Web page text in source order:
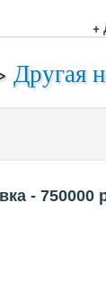
+
Другая
- 750000